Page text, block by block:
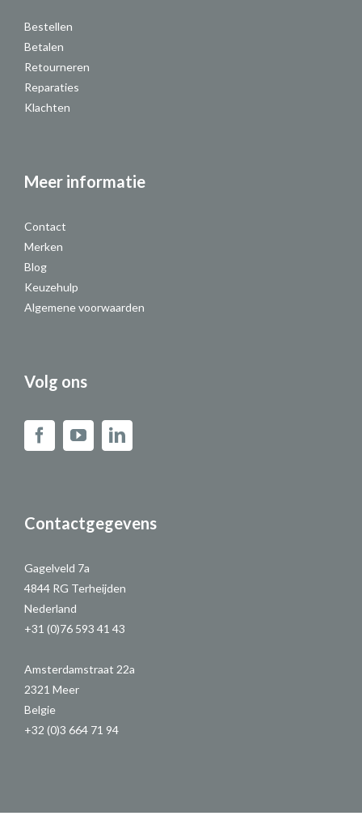
Bestellen
Betalen
Retourneren
Reparaties
Klachten
Meer informatie
Contact
Merken
Blog
Keuzehulp
Algemene voorwaarden
Volg ons
Contactgegevens
Gagelveld 7a
4844 RG Terheijden
Nederland
+31 (0)76 593 41 43
Amsterdamstraat 22a
2321 Meer
Belgie
+32 (0)3 664 71 94